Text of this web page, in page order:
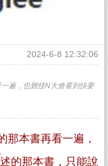
2024-6-8 12:32:06
遍，也難怪N大會看到快要
那本書再看一遍，
的那本書，只能說